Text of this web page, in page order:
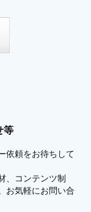
等
依頼をお待ちして
、コンテンツ制
お気軽にお問い合